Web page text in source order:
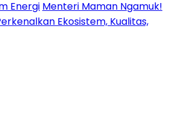
Energi Menteri Maman Ngamuk!
Ekosistem, Kualitas,